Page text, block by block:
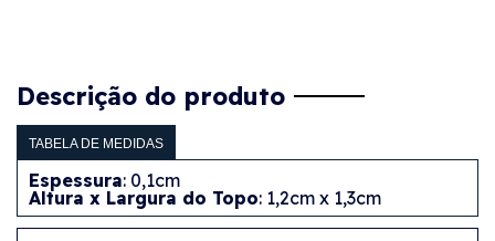
Descrição do produto
TABELA DE MEDIDAS
Espessura: 0,1cm
Altura x Largura do Topo: 1,2cm x 1,3cm